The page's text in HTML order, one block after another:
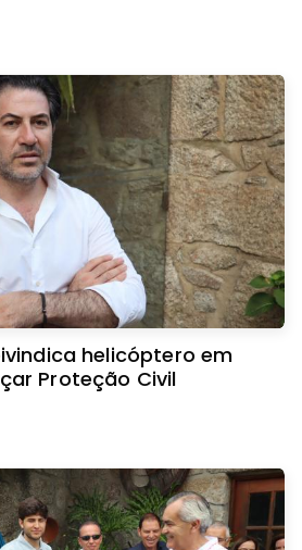
helicóptero em
Proteção Civil